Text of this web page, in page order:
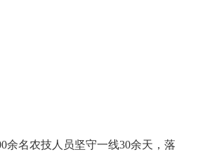
名农技人员坚守一线30余天，落